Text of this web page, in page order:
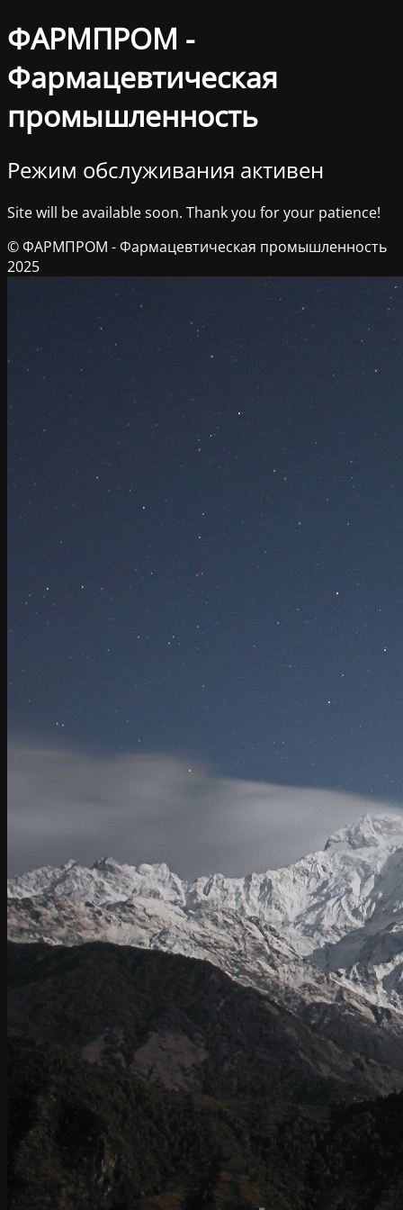
ФАРМПРОМ -
Фармацевтическая
промышленность
Режим обслуживания активен
Site will be available soon. Thank you for your patience!
© ФАРМПРОМ - Фармацевтическая промышленность
2025